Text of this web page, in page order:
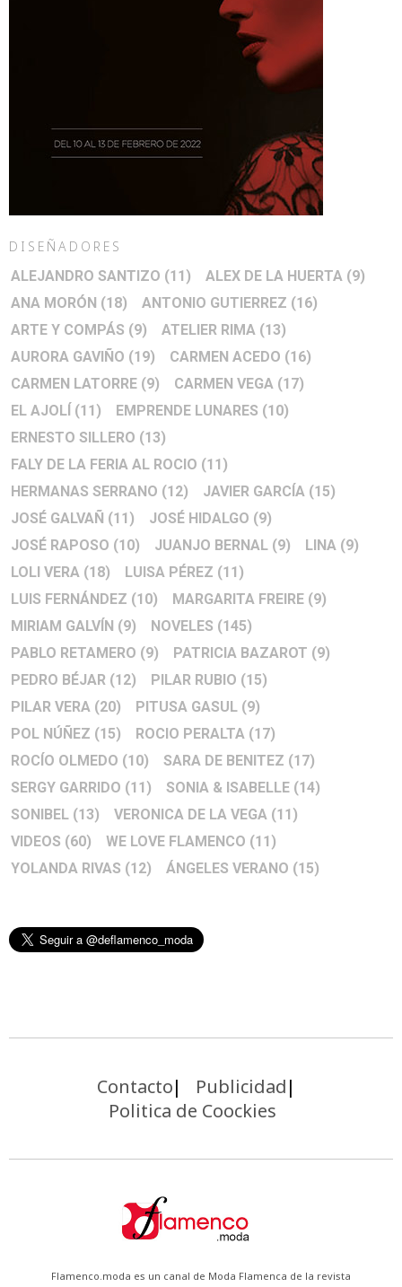
DISEÑADORES
ALEJANDRO SANTIZO (11) ALEX DE LA HUERTA (9)
ANA MORÓN (18) ANTONIO GUTIERREZ (16)
ARTE Y COMPÁS (9) ATELIER RIMA (13)
AURORA GAVIÑO (19) CARMEN ACEDO (16)
CARMEN LATORRE (9) CARMEN VEGA (17)
EL AJOLÍ (11) EMPRENDE LUNARES (10)
ERNESTO SILLERO (13)
FALY DE LA FERIA AL ROCIO (11)
HERMANAS SERRANO (12) JAVIER GARCÍA (15)
JOSÉ GALVAÑ (11) JOSÉ HIDALGO (9)
JOSÉ RAPOSO (10) JUANJO BERNAL (9) LINA (9)
LOLI VERA (18) LUISA PÉREZ (11)
LUIS FERNÁNDEZ (10) MARGARITA FREIRE (9)
MIRIAM GALVÍN (9) NOVELES (145)
PABLO RETAMERO (9) PATRICIA BAZAROT (9)
PEDRO BÉJAR (12) PILAR RUBIO (15)
PILAR VERA (20) PITUSA GASUL (9)
POL NÚÑEZ (15) ROCIO PERALTA (17)
ROCÍO OLMEDO (10) SARA DE BENITEZ (17)
SERGY GARRIDO (11) SONIA & ISABELLE (14)
SONIBEL (13) VERONICA DE LA VEGA (11)
VIDEOS (60) WE LOVE FLAMENCO (11)
YOLANDA RIVAS (12) ÁNGELES VERANO (15)
Contacto
Publicidad
Politica de Coockies
Flamenco.moda es un canal de Moda Flamenca de la revista